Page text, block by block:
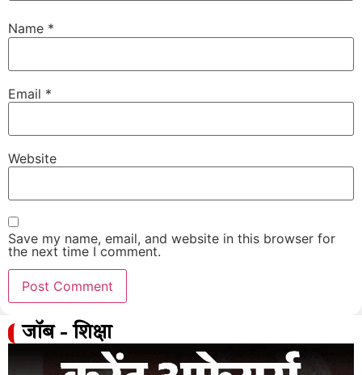
Name *
Email *
Website
Save my name, email, and website in this browser for
the next time I comment.
जॉब - शिक्षा